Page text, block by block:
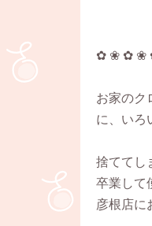
✿ ❀ ✿ ❀
お家のク
に、いろ
捨ててし
卒業して
彦根店に